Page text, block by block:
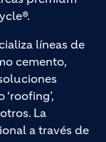
líneas de
cemento,
La
a través de